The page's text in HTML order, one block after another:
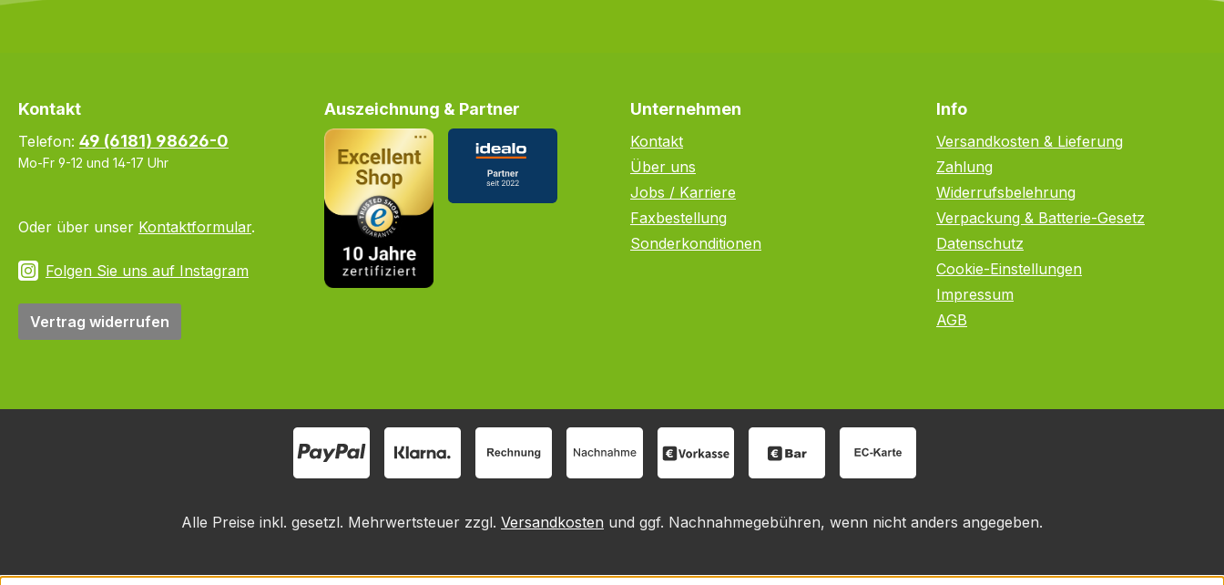
Kontakt
Telefon: 49 (6181) 98626-0
Mo-Fr 9-12 und 14-17 Uhr
Oder über unser Kontaktformular.
Folgen Sie uns auf Instagram
Vertrag widerrufen
Auszeichnung & Partner Unternehmen
Kontakt
Über uns
Jobs / Karriere
Faxbestellung
Sonderkonditionen
Info
Versandkosten & Lieferung
Zahlung
Widerrufsbelehrung
Verpackung & Batterie-Gesetz
Datenschutz
Cookie-Einstellungen
Impressum
AGB
Alle Preise inkl. gesetzl. Mehrwertsteuer zzgl. Versandkosten und ggf. Nachnahmegebühren, wenn nicht anders angegeben.